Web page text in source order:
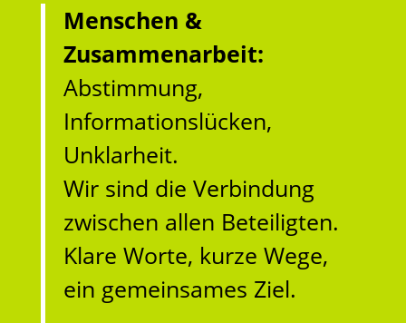
Menschen &
Zusammenarbeit:
Abstimmung,
Informationslücken,
Unklarheit.
Wir sind die Verbindung
zwischen allen Beteiligten.
Klare Worte, kurze Wege,
ein gemeinsames Ziel.